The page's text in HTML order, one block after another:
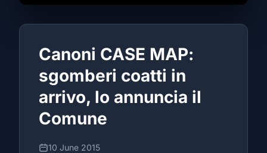
Canoni CASE MAP:
sgomberi coatti in
arrivo, lo annuncia il
Comune
10 June 2015